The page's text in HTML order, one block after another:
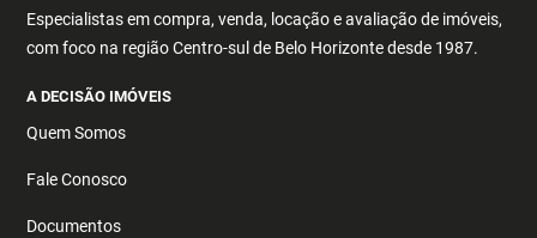
Especialistas em compra, venda, locação e avaliação de imóveis,
com foco na região Centro-sul de Belo Horizonte desde 1987.
A DECISÃO IMÓVEIS
Quem Somos
Fale Conosco
Documentos